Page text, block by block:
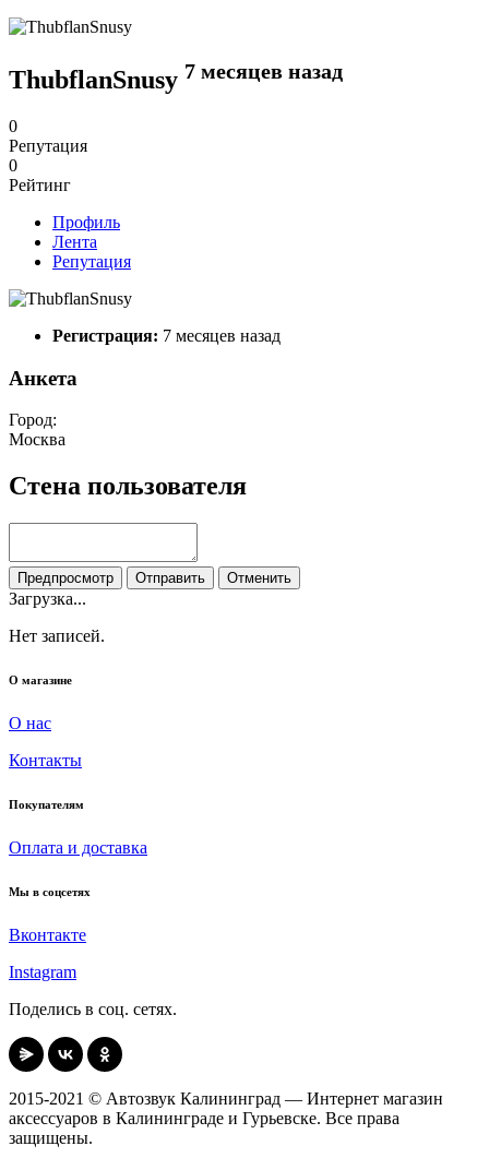
ThubflanSnusy 7 месяцев назад
0
Репутация
0
Рейтинг
Профиль
Лента
Репутация
Регистрация: 7 месяцев назад
Анкета
Город:
Москва
Стена пользователя
Предпросмотр Отправить Отменить
Загрузка...
Нет записей.
О магазине
О нас
Контакты
Покупателям
Оплата и доставка
Мы в соцсетях
Вконтакте
Instagram
Поделись в соц. сетях.
2015-2021 © Автозвук Калининград — Интернет магазин
аксессуаров в Калининграде и Гурьевске. Все права
защищены.